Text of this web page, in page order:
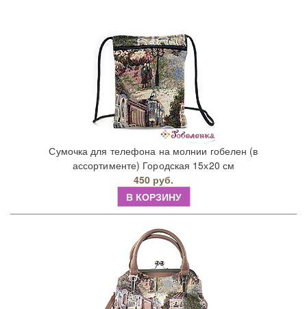
Сумочка для телефона на молнии гобелен (в
ассортименте) Городская 15х20 см
450 руб.
В КОРЗИНУ